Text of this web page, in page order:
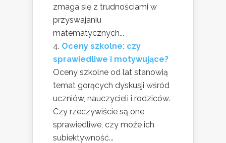
zmaga się z trudnościami w
przyswajaniu
matematycznych...
Oceny szkolne: czy
sprawiedliwe i motywujące?
Oceny szkolne od lat stanowią
temat gorących dyskusji wśród
uczniów, nauczycieli i rodziców.
Czy rzeczywiście są one
sprawiedliwe, czy może ich
subiektywność...